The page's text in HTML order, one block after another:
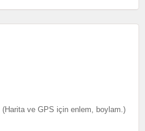
(Harita ve GPS için enlem, boylam.)